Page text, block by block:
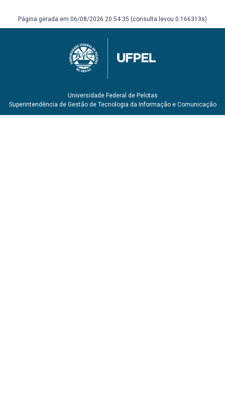
Página gerada em 06/08/2026 20:54:35 (consulta levou 0.166313s)
Universidade Federal de Pelotas
Superintendência de Gestão de Tecnologia da Informação e Comunicação